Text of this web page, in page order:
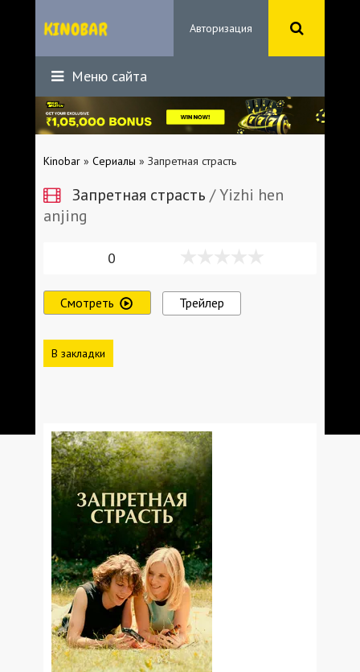
Авторизация
Меню сайта
Kinobar » Сериалы » Запретная страсть
Запретная страсть / Yizhi hen
anjing
0
Смотреть Трейлер
В закладки